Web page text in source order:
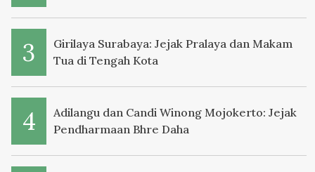
Girilaya Surabaya: Jejak Pralaya dan Makam
Tua di Tengah Kota
Adilangu dan Candi Winong Mojokerto: Jejak
Pendharmaan Bhre Daha